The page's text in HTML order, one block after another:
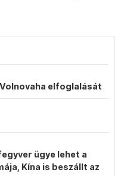
elfoglalását
ügye lehet a
Kína is beszállt az